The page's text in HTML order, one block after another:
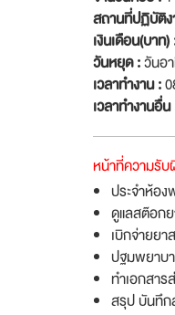
สถานที่ปฏิบัติ
เงินเดือน(บาท)
วันหยุด :วันอ
เวลาทำงาน :
เวลาทำงานอื่
หน้าที่ความรั
ประจำห้อง
ดูแลสต๊อก
เบิกจ่ายย
ปฐมพยาบ
ทำเอกสา
สรุป บันทึก